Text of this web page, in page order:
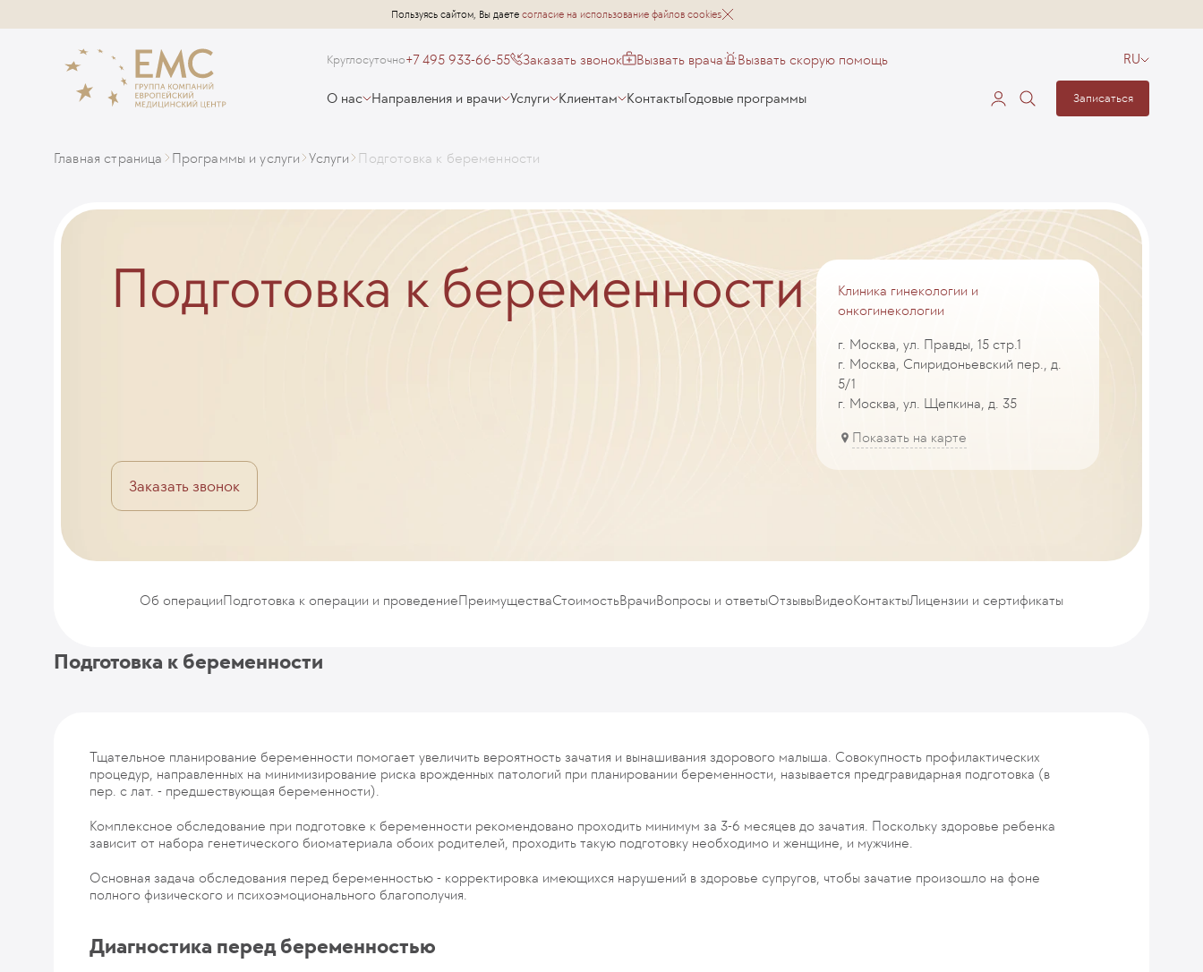
Пользуясь сайтом, Вы даете согласие на использование файлов cookies
Круглосуточно+7 495 933-66-55 Заказать звонок Вызвать врача Вызвать скорую помощь RU
О нас Направления и врачи Услуги Клиентам КонтактыГодовые программы Записаться
Главная страница Программы и услуги Услуги Подготовка к беременности
Подготовка к беременности
Заказать звонок
Клиника гинекологии и
онкогинекологии
г. Москва, ул. Правды, 15 стр.1
г. Москва, Спиридоньевский пер., д.
5/1
г. Москва, ул. Щепкина, д. 35
Показать на карте
Об операцииПодготовка к операции и проведениеПреимуществаСтоимостьВрачиВопросы и ответыОтзывыВидеоКонтактыЛицензии и сертификаты
Подготовка к беременности
Тщательное планирование беременности помогает увеличить вероятность зачатия и вынашивания здорового малыша. Совокупность профилактических
процедур, направленных на минимизирование риска врожденных патологий при планировании беременности, называется предгравидарная подготовка (в
пер. с лат. - предшествующая беременности).
Комплексное обследование при подготовке к беременности рекомендовано проходить минимум за 3-6 месяцев до зачатия. Поскольку здоровье ребенка
зависит от набора генетического биоматериала обоих родителей, проходить такую подготовку необходимо и женщине, и мужчине.
Основная задача обследования перед беременностью - корректировка имеющихся нарушений в здоровье супругов, чтобы зачатие произошло на фоне
полного физического и психоэмоционального благополучия.
Диагностика перед беременностью